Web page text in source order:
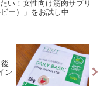
い！女性向け筋肉サプリ
ー）」をお試し中
ン